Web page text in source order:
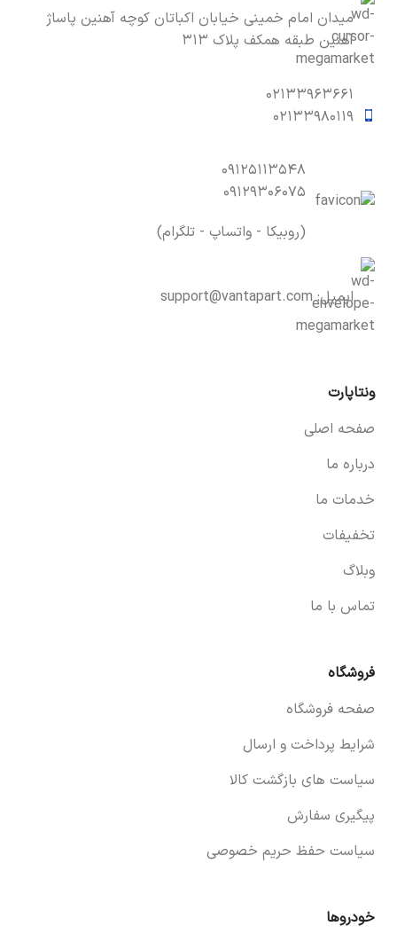
میدان امام خمینی خیابان اکباتان کوچه آهنین پاساژ
آهنین طبقه همکف پلاک ۳۱۳
۰۲۱۳۳۹۶۳۶۶۱
۰۲۱۳۳۹۸۰۱۱۹
۰۹۱۲۵۱۱۳۵۴۸
۰۹۱۲۹۳۰۶۰۷۵
(روبیکا - واتساپ - تلگرام)
ایمیل:support@vantapart.com
ونتاپارت
صفحه اصلی
درباره ما
خدمات ما
تخفیفات
وبلاگ
تماس با ما
فروشگاه
صفحه فروشگاه
شرایط پرداخت و ارسال
سیاست های بازگشت کالا
پیگیری سفارش
سیاست حفظ حریم خصوصی
خودروها